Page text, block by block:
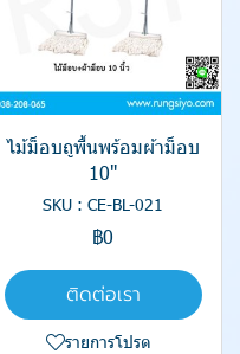
ไม้ม็อบถูพื้นพร้อมผ้าม็อบ
10"
SKU : CE-BL-021
฿0
ติดต่อเรา
รายการโปรด